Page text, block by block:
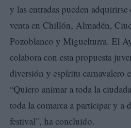
y las entradas pueden
venta en Chillón, Almadén,
Pozoblanco y Miguelturra. El
colabora con esta propuesta
diversión y espíritu carnavalero
“Quiero animar a toda la
toda la comarca a participar y a
festival”, ha concluido.